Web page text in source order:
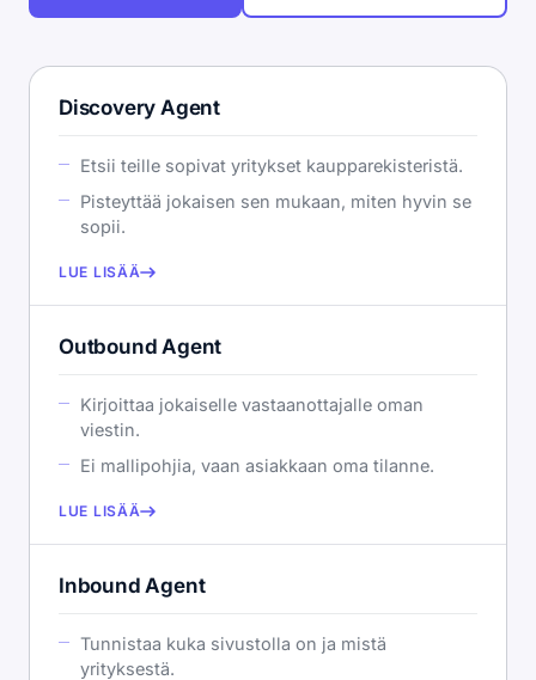
Discovery Agent
Etsii teille sopivat yritykset kaupparekisteristä.
Pisteyttää jokaisen sen mukaan, miten hyvin se
sopii.
LUE LISÄÄ
Outbound Agent
Kirjoittaa jokaiselle vastaanottajalle oman
viestin.
Ei mallipohjia, vaan asiakkaan oma tilanne.
LUE LISÄÄ
Inbound Agent
Tunnistaa kuka sivustolla on ja mistä
yrityksestä.